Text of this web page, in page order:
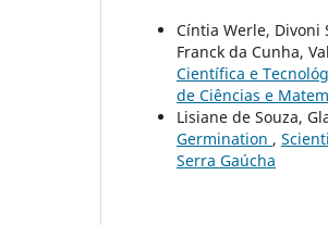
Cíntia Werle, Divoni
Franck da Cunha,
Científica e
de Ciências e
Lisiane de Souza,
Germination ,
Serra Gaúcha